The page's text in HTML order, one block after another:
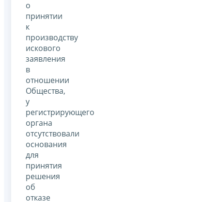
о
принятии
к
производству
искового
заявления
в
отношении
Общества,
у
регистрирующего
органа
отсутствовали
основания
для
принятия
решения
об
отказе